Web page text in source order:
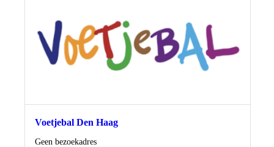
Voetjebal Den Haag
Locatie
Geen bezoekadres